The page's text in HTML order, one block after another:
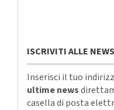
ISCRIVITI ALLE
Inserisci il tuo
ultime news
casella di posta